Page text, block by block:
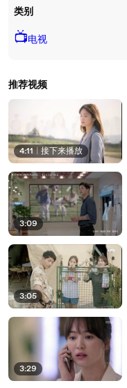
类别
📺电视
推荐视频
4:11 | 接下来播放
3:09
3:05
3:29